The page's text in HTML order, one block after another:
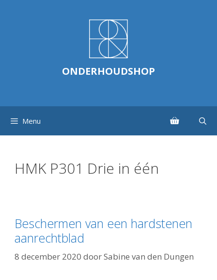
ONDERHOUDSHOP
Menu
HMK P301 Drie in één
Beschermen van een hardstenen
aanrechtblad
8 december 2020 doorSabine van den Dungen